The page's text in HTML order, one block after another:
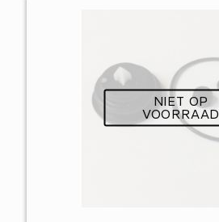
NIET OP
VOORRAAD